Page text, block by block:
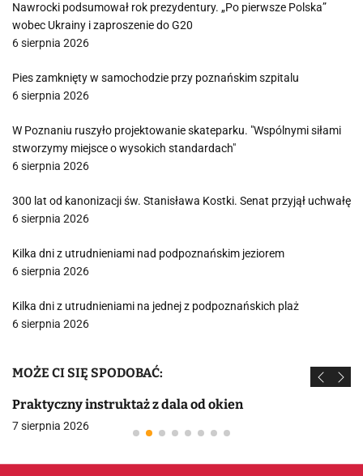
Nawrocki podsumował rok prezydentury. „Po pierwsze Polska”
wobec Ukrainy i zaproszenie do G20
6 sierpnia 2026
Pies zamknięty w samochodzie przy poznańskim szpitalu
6 sierpnia 2026
W Poznaniu ruszyło projektowanie skateparku. "Wspólnymi siłami
stworzymy miejsce o wysokich standardach"
6 sierpnia 2026
300 lat od kanonizacji św. Stanisława Kostki. Senat przyjął uchwałę
6 sierpnia 2026
Kilka dni z utrudnieniami nad podpoznańskim jeziorem
6 sierpnia 2026
Kilka dni z utrudnieniami na jednej z podpoznańskich plaż
6 sierpnia 2026
MOŻE CI SIĘ SPODOBAĆ:
Praktyczny instruktaż z dala od okien
7 sierpnia 2026